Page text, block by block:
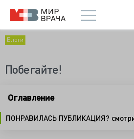
Блоги
Побегайте!
Оглавление
ПОНРАВИЛАСЬ ПУБЛИКАЦИЯ?